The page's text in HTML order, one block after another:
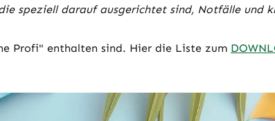
speziell darauf ausgerichtet sind, Notfälle und
Profi" enthalten sind. Hier die Liste zum